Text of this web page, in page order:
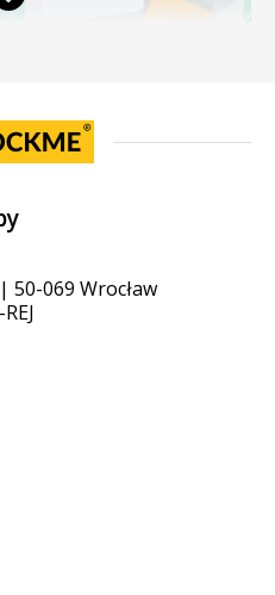
50-069 Wrocław